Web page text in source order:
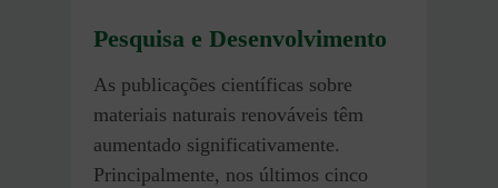
Pesquisa e Desenvolvimento
As publicações científicas sobre
materiais naturais renováveis têm
aumentado significativamente.
Principalmente, nos últimos cinco